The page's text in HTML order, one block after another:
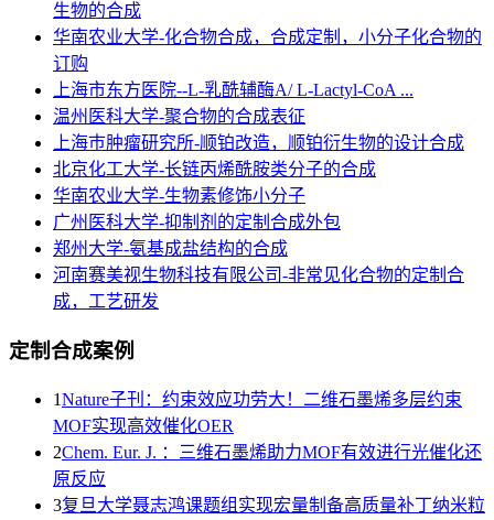
生物的合成
华南农业大学-化合物合成，合成定制，小分子化合物的
订购
上海市东方医院--L-乳酰辅酶A/ L-Lactyl-CoA ...
温州医科大学-聚合物的合成表征
上海巿肿瘤研究所-顺铂改造，顺铂衍生物的设计合成
北京化工大学-长链丙烯酰胺类分子的合成
华南农业大学-生物素修饰小分子
广州医科大学-抑制剂的定制合成外包
郑州大学-氨基成盐结构的合成
河南赛美视生物科技有限公司-非常见化合物的定制合
成，工艺研发
定制合成案例
1Nature子刊：约束效应功劳大！二维石墨烯多层约束
MOF实现高效催化OER
2Chem. Eur. J. ：三维石墨烯助力MOF有效进行光催化还
原反应
3复旦大学聂志鸿课题组实现宏量制备高质量补丁纳米粒